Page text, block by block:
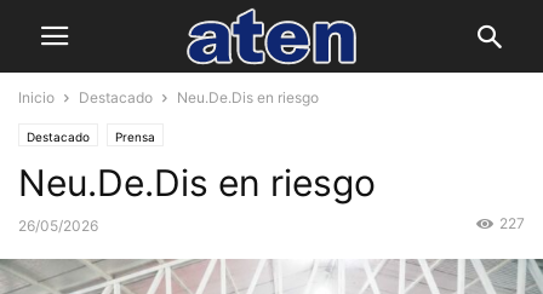
Inicio Destacado Neu.De.Dis en riesgo
Destacado Prensa
Neu.De.Dis en riesgo
26/05/2026 227